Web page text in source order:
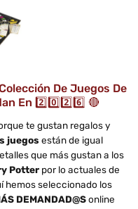
De Juegos De
En 2️⃣0️⃣2️⃣6️⃣ 🔴
te gustan regalos y
juegos están de igual
que más gustan a los
Potter por lo actuales de
hemos seleccionado los
DEMANDAD@Sonline